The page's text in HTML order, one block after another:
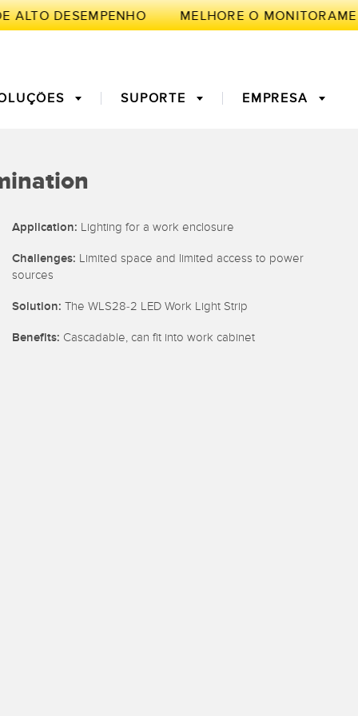
DESEMPENHO
Medição
de Fibra
Fiber Optics
Sensors
Sensores de Temperatura e
Vibração
Primeira
de
Geral
SUPORTE EMPRESA
Application: Lighting for a work enclosure
Challenges: Limited space and limited access to power
sources
Solution: The WLS28-2 LED Work Light Strip
Benefits: Cascadable, can fit into work cabinet